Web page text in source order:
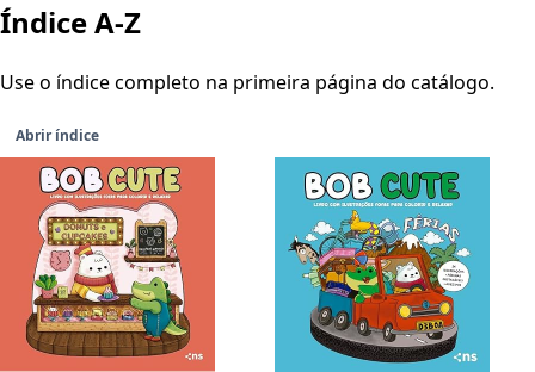
Índice A-Z
Use o índice completo na primeira página do catálogo.
Abrir índice